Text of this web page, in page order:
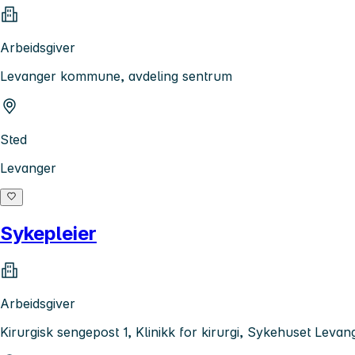
Arbeidsgiver
Levanger kommune, avdeling sentrum
Sted
Levanger
Sykepleier
Arbeidsgiver
Kirurgisk sengepost 1, Klinikk for kirurgi, Sykehuset